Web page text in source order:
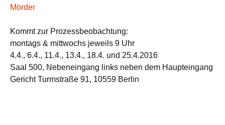
Mörder
Kommt zur Prozessbeobachtung:
montags & mittwochs jeweils 9 Uhr
4.4., 6.4., 11.4., 13.4., 18.4. und 25.4.2016
Saal 500, Nebeneingang links neben dem Haupteingang
Gericht Turmstraße 91, 10559 Berlin